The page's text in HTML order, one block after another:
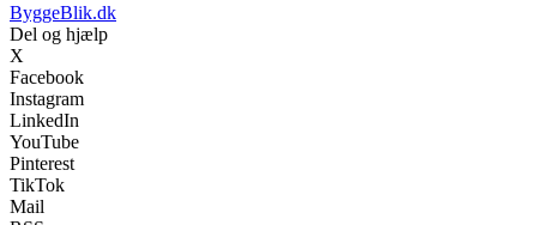
ByggeBlik.dk
Del og hjælp
X
Facebook
Instagram
LinkedIn
YouTube
Pinterest
TikTok
Mail